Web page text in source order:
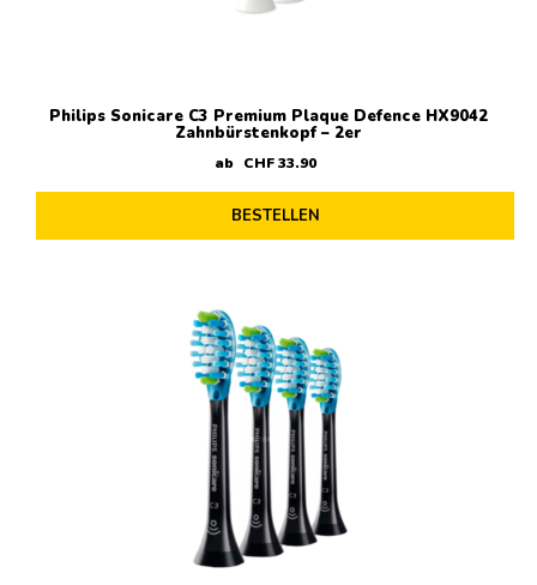
Philips Sonicare C3 Premium Plaque Defence HX9042
Zahnbürstenkopf – 2er
ab CHF33.90
BESTELLEN